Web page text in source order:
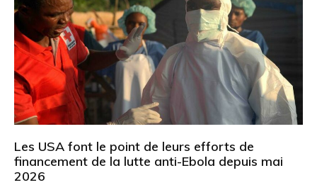
Les USA font le point de leurs efforts de
financement de la lutte anti-Ebola depuis mai
2026